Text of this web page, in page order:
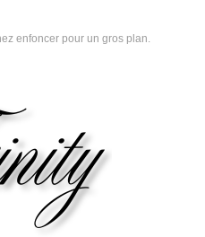
enfoncer pour un gros plan.